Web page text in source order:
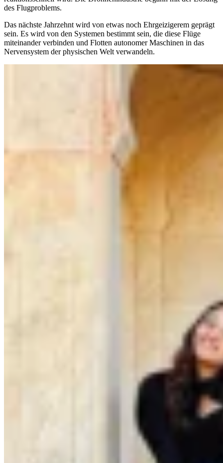
des Flugproblems.
Das nächste Jahrzehnt wird von etwas noch Ehrgeizigerem geprägt
sein. Es wird von den Systemen bestimmt sein, die diese Flüge
miteinander verbinden und Flotten autonomer Maschinen in das
Nervensystem der physischen Welt verwandeln.